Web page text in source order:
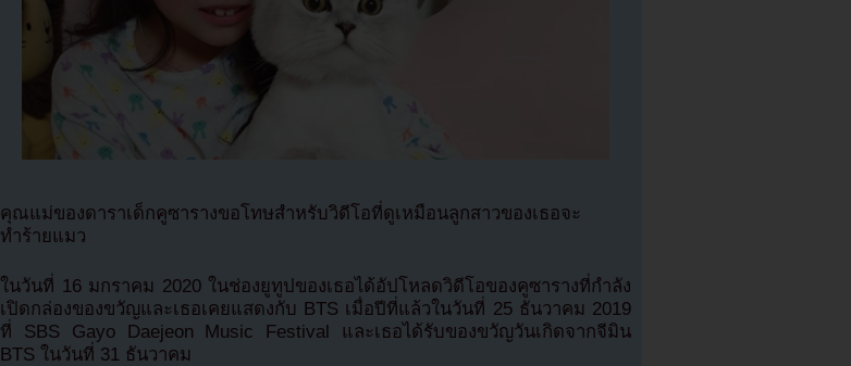
คุณแม่ของดาราเด็กคูซารางขอโทษสำหรับวิดีโอที่ดูเหมือนลูกสาวของเธอจะ
ทำร้ายแมว
ในวันที่ 16 มกราคม 2020 ในช่องยูทูปของเธอได้อัปโหลดวิดีโอของคูซารางที่กำลัง
เปิดกล่องของขวัญและเธอเคยแสดงกับ BTS เมื่อปีที่แล้วในวันที่ 25 ธันวาคม 2019
ที่ SBS Gayo Daejeon Music Festival และเธอได้รับของขวัญวันเกิดจากจีมิน
BTS ในวันที่ 31 ธันวาคม